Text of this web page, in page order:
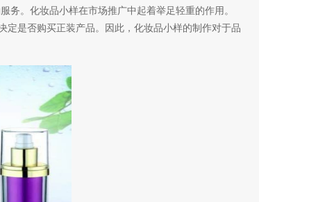
务。化妆品小样在市场推广中起着举足轻重的作用。
是否购买正装产品。因此，化妆品小样的制作对于品